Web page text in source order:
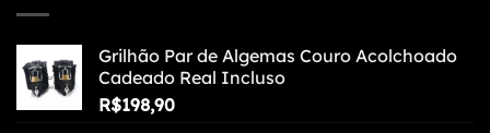
Grilhão Par de Algemas Couro Acolchoado
Cadeado Real Incluso
R$198,90